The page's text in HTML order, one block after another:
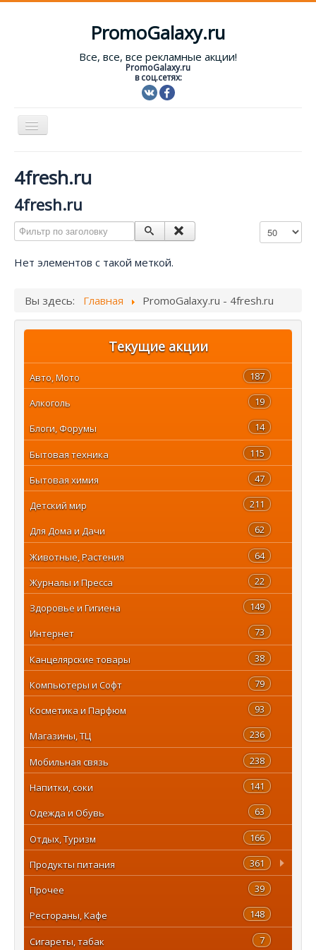
PromoGalaxy.ru
Все, все, все рекламные акции!
PromoGalaxy.ru
в соц.сетях:
Включить/
Форум
4fresh.ru
4fresh.ru
Фильтр по заголовку Кол-во
Нет элементов с такой меткой.
Вы здесь: Главная PromoGalaxy.ru - 4fresh.ru
Текущие акции
187
Авто, Мото
19
Алкоголь
14
Блоги, Форумы
115
Бытовая техника
47
Бытовая химия
211
Детский мир
62
Для Дома и Дачи
64
Животные, Растения
22
Журналы и Пресса
149
Здоровье и Гигиена
73
Интернет
38
Канцелярские товары
79
Компьютеры и Софт
93
Косметика и Парфюм
236
Магазины, ТЦ
238
Мобильная связь
141
Напитки, соки
63
Одежда и Обувь
166
Отдых, Туризм
361
Продукты питания
39
Прочее
148
Рестораны, Кафе
7
Сигареты, табак